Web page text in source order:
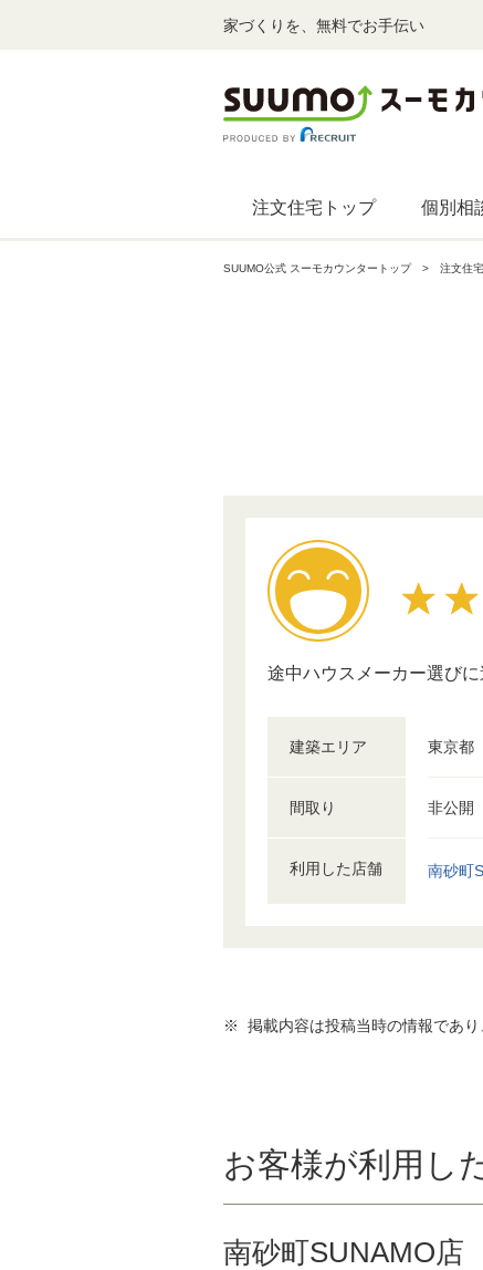
家づくりを、無料でお手伝い
注文住宅トップ 個別相
SUUMO公式 スーモカウンタートップ 注文住
途中ハウスメーカー選び
建築エリア 東京都
間取り 非公開
利用した店舗 南砂町
※ 掲載内容は投稿当時の情報であり
お客様が利用し
南砂町SUNAMO店